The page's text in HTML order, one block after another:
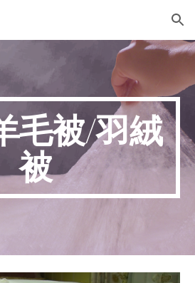
Skip to navigation
毛被/羽絨
被